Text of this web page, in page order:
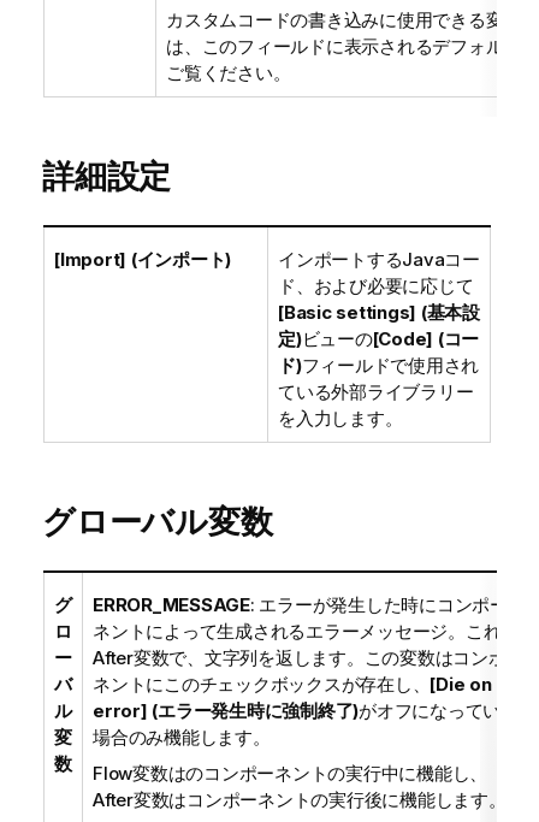
カスタムコードの書き込みに使用できる変数
は、このフィールドに表示されるデフォルト
ご覧ください。
詳細設定
[Import] (インポート)
インポートするJavaコー
ド、および必要に応じて
[Basic settings] (基本設
定)ビューの[Code] (コー
ド)フィールドで使用され
ている外部ライブラリー
を入力します。
グローバル変数
グ
ロ
ー
バ
ル
変
数
ERROR_MESSAGE: エラーが発生した時にコンポー
ネントによって生成されるエラーメッセージ。これは
After変数で、文字列を返します。この変数はコンポー
ネントにこのチェックボックスが存在し、 [Die on
error] (エラー発生時に強制終了)がオフになっている
場合のみ機能します。
Flow変数はのコンポーネントの実行中に機能し、
After変数はコンポーネントの実行後に機能します。